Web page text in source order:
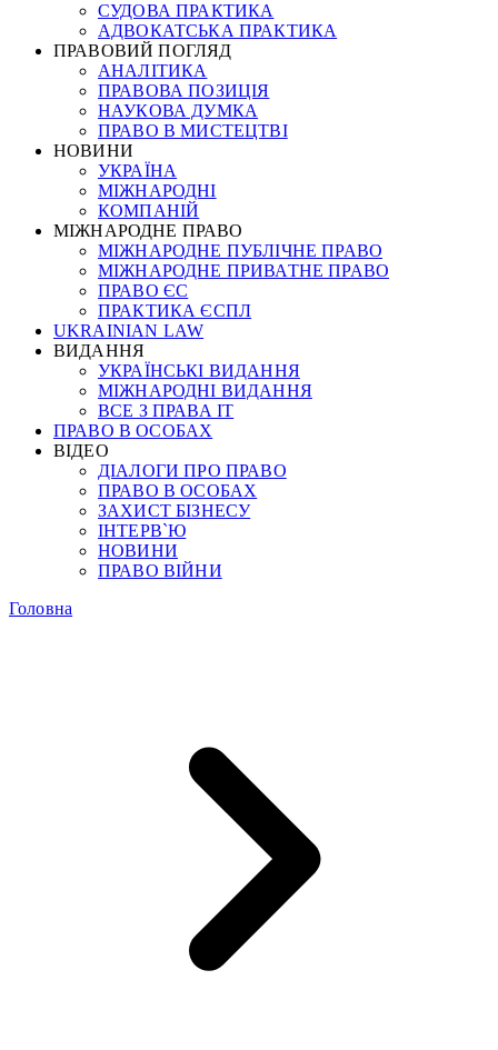
СУДОВА ПРАКТИКА
АДВОКАТСЬКА ПРАКТИКА
ПРАВОВИЙ ПОГЛЯД
АНАЛІТИКА
ПРАВОВА ПОЗИЦІЯ
НАУКОВА ДУМКА
ПРАВО В МИСТЕЦТВІ
НОВИНИ
УКРАЇНА
МІЖНАРОДНІ
КОМПАНІЙ
МІЖНАРОДНЕ ПРАВО
МІЖНАРОДНЕ ПУБЛІЧНЕ ПРАВО
МІЖНАРОДНЕ ПРИВАТНЕ ПРАВО
ПРАВО ЄС
ПРАКТИКА ЄСПЛ
UKRAINIAN LAW
ВИДАННЯ
УКРАЇНСЬКІ ВИДАННЯ
МІЖНАРОДНІ ВИДАННЯ
ВСЕ З ПРАВА ІТ
ПРАВО В ОСОБАХ
ВІДЕО
ДІАЛОГИ ПРО ПРАВО
ПРАВО В ОСОБАХ
ЗАХИСТ БІЗНЕСУ
ІНТЕРВ`Ю
НОВИНИ
ПРАВО ВІЙНИ
Головна